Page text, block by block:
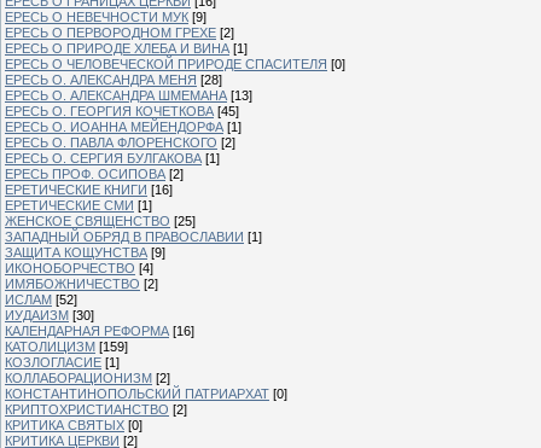
ЕРЕСЬ О НЕВЕЧНОСТИ МУК [9]
ЕРЕСЬ О ПЕРВОРОДНОМ ГРЕХЕ [2]
ЕРЕСЬ О ПРИРОДЕ ХЛЕБА И ВИНА [1]
ЕРЕСЬ О ЧЕЛОВЕЧЕСКОЙ ПРИРОДЕ СПАСИТЕЛЯ [0]
ЕРЕСЬ О. АЛЕКСАНДРА МЕНЯ [28]
ЕРЕСЬ О. АЛЕКСАНДРА ШМЕМАНА [13]
ЕРЕСЬ О. ГЕОРГИЯ КОЧЕТКОВА [45]
ЕРЕСЬ О. ИОАННА МЕЙЕНДОРФА [1]
ЕРЕСЬ О. ПАВЛА ФЛОРЕНСКОГО [2]
ЕРЕСЬ О. СЕРГИЯ БУЛГАКОВА [1]
ЕРЕСЬ ПРОФ. ОСИПОВА [2]
ЕРЕТИЧЕСКИЕ КНИГИ [16]
ЕРЕТИЧЕСКИЕ СМИ [1]
ЖЕНСКОЕ СВЯЩЕНСТВО [25]
ЗАПАДНЫЙ ОБРЯД В ПРАВОСЛАВИИ [1]
ЗАЩИТА КОЩУНСТВА [9]
ИКОНОБОРЧЕСТВО [4]
ИМЯБОЖНИЧЕСТВО [2]
ИСЛАМ [52]
ИУДАИЗМ [30]
КАЛЕНДАРНАЯ РЕФОРМА [16]
КАТОЛИЦИЗМ [159]
КОЗЛОГЛАСИЕ [1]
КОЛЛАБОРАЦИОНИЗМ [2]
КОНСТАНТИНОПОЛЬСКИЙ ПАТРИАРХАТ [0]
КРИПТОХРИСТИАНСТВО [2]
КРИТИКА СВЯТЫХ [0]
КРИТИКА ЦЕРКВИ [2]